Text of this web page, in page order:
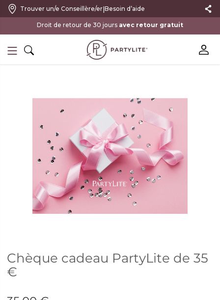
Trouver un/e Conseillère/er|Besoin d’aide
Droit de retour de 30 jours avec retour gratuit
Chèque cadeau PartyLite de 35
€